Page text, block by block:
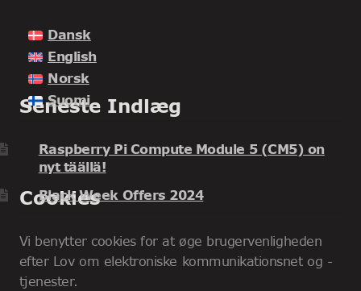
Dansk
English
Norsk
Suomi
Seneste Indlæg
Raspberry Pi Compute Module 5 (CM5) on
nyt täällä!
Black Week Offers 2024
Cookies
Vi benytter cookies for at øge brugervenligheden
efter Lov om elektroniske kommunikationsnet og -
tjenester.